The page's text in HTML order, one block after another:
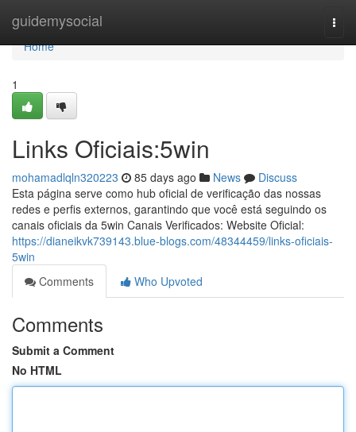
guidemysocial
Home
Home
1
Links Oficiais:5win
mohamadlqln320223 85 days ago News
Discuss
Esta página serve como hub oficial de verificação das nossas
redes e perfis externos, garantindo que você está seguindo os
canais oficiais da 5win Canais Verificados: Website Oficial:
https://dianeikvk739143.blue-blogs.com/48344459/links-oficiais-
5win
Comments
Who Upvoted
Comments
Submit a Comment
No HTML